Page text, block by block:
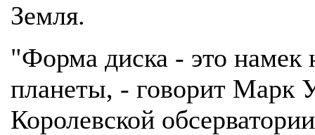
Земля.
"Форма диска - это намек
планеты, - говорит Марк
Королевской